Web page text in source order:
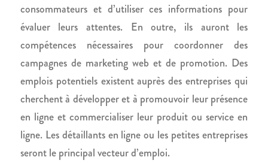
consommateurs et d’utiliser ces informations pour
évaluer leurs attentes. En outre, ils auront les
compétences nécessaires pour coordonner des
campagnes de marketing web et de promotion. Des
emplois potentiels existent auprès des entreprises qui
cherchent à développer et à promouvoir leur présence
en ligne et commercialiser leur produit ou service en
ligne. Les détaillants en ligne ou les petites entreprises
seront le principal vecteur d’emploi.